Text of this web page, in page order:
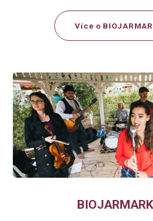
Více o